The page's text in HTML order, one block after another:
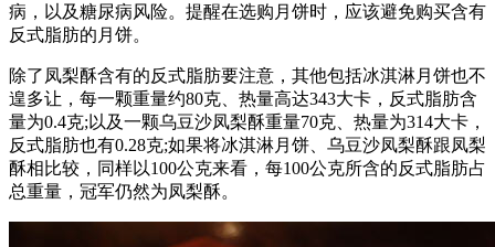
病，以及糖尿病风险。提醒在选购月饼时，应该避免购买含有
反式脂肪的月饼。
除了凤梨酥含有的反式脂肪要注意，其他包括冰淇淋月饼也不
遑多让，每一颗重量约80克、热量高达343大卡，反式脂肪含
量为0.4克;以及一颗乌豆沙凤梨酥重量70克、热量为314大卡，
反式脂肪也有0.28克;如果将冰淇淋月饼、乌豆沙凤梨酥跟凤梨
酥相比较，同样以100公克来看，每100公克所含的反式脂肪占
总重量，冠军仍然为凤梨酥。